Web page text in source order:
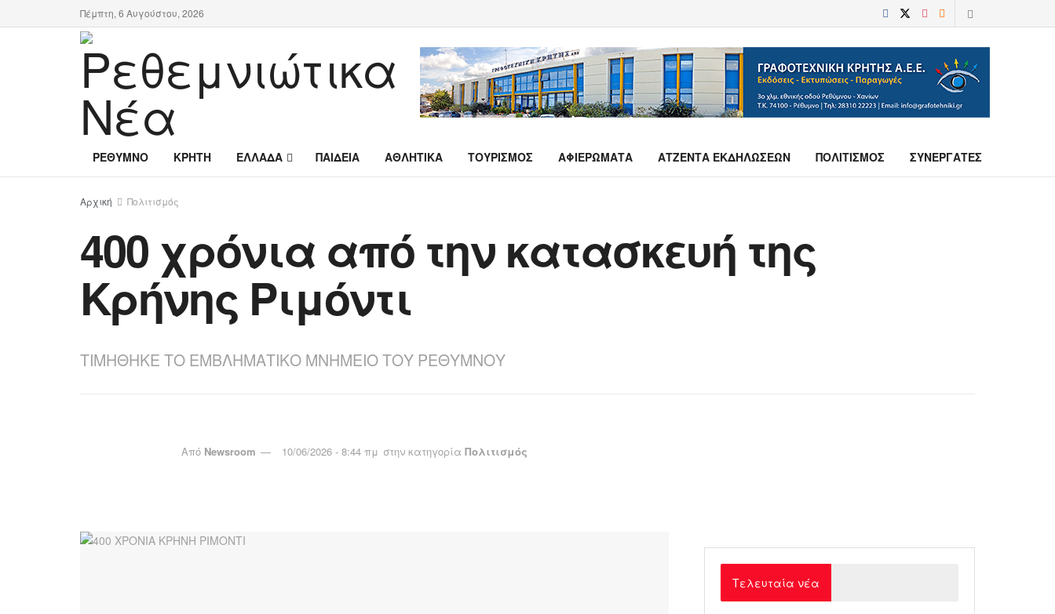
Πέμπτη, 6 Αυγούστου, 2026
ΡΕΘΥΜΝΟ ΚΡΗΤΗ ΕΛΛΑΔΑ ΠΑΙΔΕΙΑ ΑΘΛΗΤΙΚΑ ΤΟΥΡΙΣΜΟΣ ΑΦΙΕΡΩΜΑΤΑ ΑΤΖΕΝΤΑ ΕΚΔΗΛΩΣΕΩΝ ΠΟΛΙΤΙΣΜΟΣ ΣΥΝΕΡΓΑΤΕΣ
Αρχική Πολιτισμός
400 χρόνια από την κατασκευή της
Κρήνης Ριμόντι
ΤΙΜΗΘΗΚΕ ΤΟ ΕΜΒΛΗΜΑΤΙΚΟ ΜΝΗΜΕΙΟ ΤΟΥ ΡΕΘΥΜΝΟΥ
Από Newsroom 10/06/2026 - 8:44 πμ στην κατηγορία Πολιτισμός
Τελευταία νέα